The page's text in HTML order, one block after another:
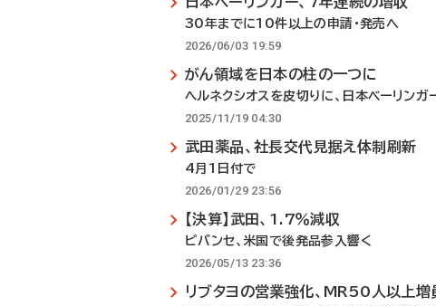
30年までに10件以上の申請・発売へ
2026/06/03 19:59
がん領域を日本の柱の一つに
ヘルネクシオスを皮切りに、日本ベーリンガ
2025/11/19 04:30
武田薬品、社長交代見据え体制刷新
4月1日付で
2026/01/29 23:56
【決算】武田、1.7％減収
ビバンセ、米国で後発品参入響く
2026/05/13 23:36
リブタヨの営業強化、MR50人以上増